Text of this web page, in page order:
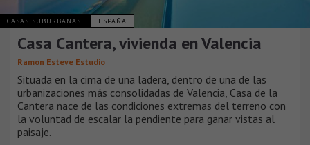
CASAS SUBURBANAS ESPAÑA
Casa Cantera, vivienda en Valencia
Ramon Esteve Estudio
Situada en la cima de una ladera, dentro de una de las
urbanizaciones más consolidadas de Valencia, Casa de la
Cantera nace de las condiciones extremas del terreno con
la voluntad de escalar la pendiente para ganar vistas al
paisaje.